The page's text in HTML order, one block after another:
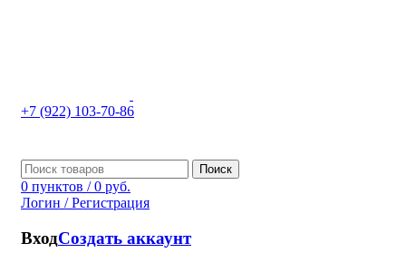
+7 (922) 103-70-86
Поиск
0 пунктов / 0 руб.
Логин / Регистрация
ВходСоздать аккаунт